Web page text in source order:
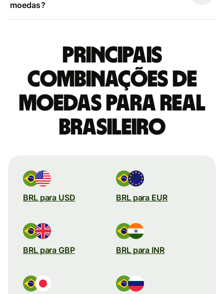
moedas?
Principais
combinações de
moedas para Real
brasileiro
BRL para USD BRL para EUR
BRL para GBP BRL para INR